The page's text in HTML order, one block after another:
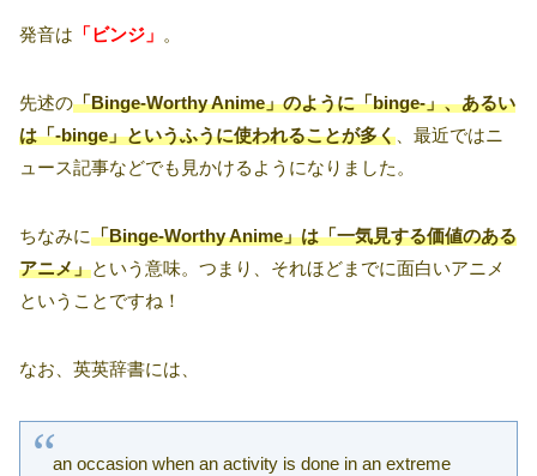
発音は 「ビンジ」 。
先述の「Binge-Worthy Anime」のように「binge-」、あるい
は「-binge」というふうに使われることが多く 、最近ではニ
ュース記事などでも見かけるようになりました。
ちなみに「Binge-Worthy Anime」は「一気見する価値のある
アニメ」という意味。つまり、それほどまでに面白いアニメ
ということですね！
なお、英英辞書には、
an occasion when an activity is done in an extreme